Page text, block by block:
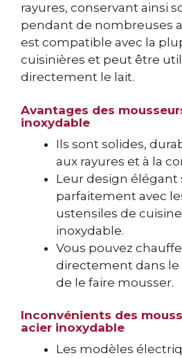
rayures, conservant ainsi
pendant de nombreuses
est compatible avec la
cuisinières et peut être
directement le lait.
Avantages des
inoxydable
Ils sont solides,
aux rayures et à la
Leur design élégant
parfaitement avec
ustensiles de
inoxydable.
Vous pouvez
directement dans le
de le faire mousser.
Inconvénients des
acier inoxydable
Les modèles